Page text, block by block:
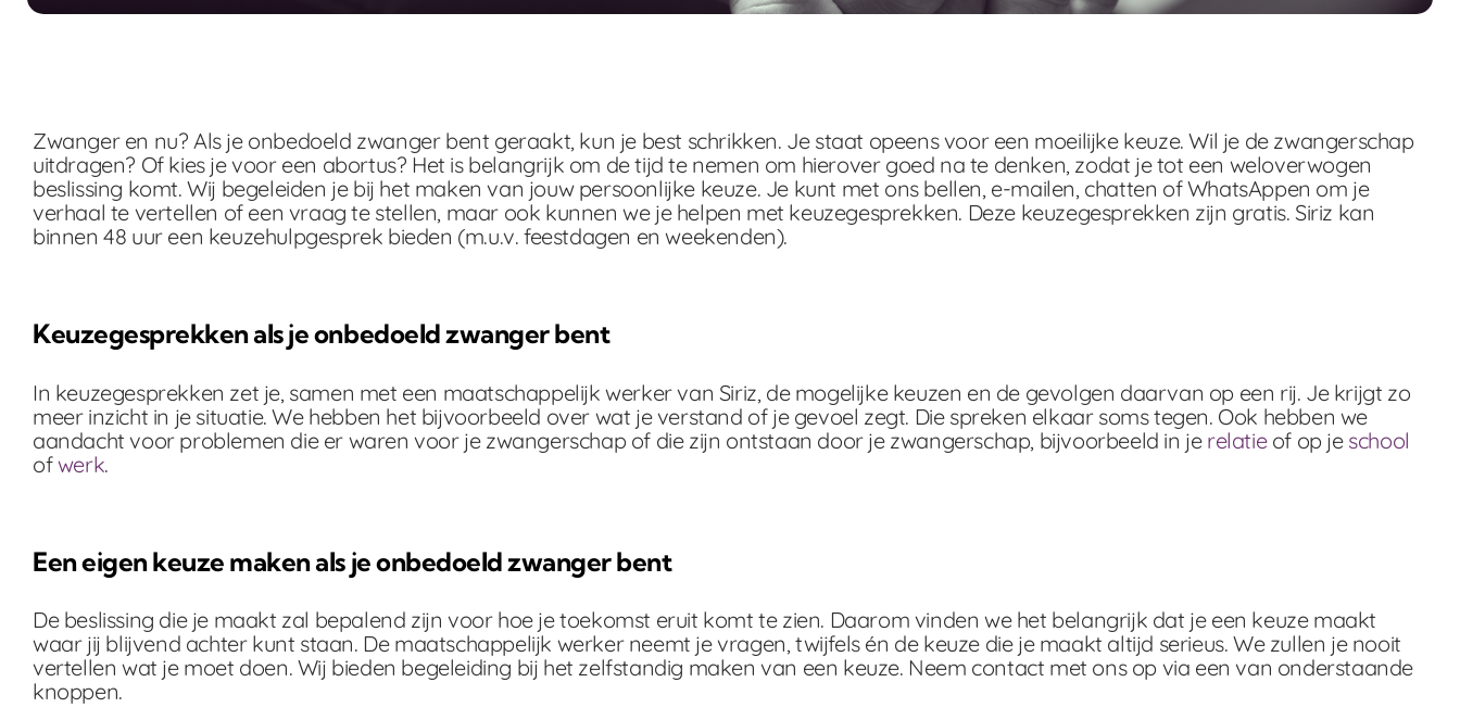
Zwanger en nu? Als je onbedoeld zwanger bent geraakt, kun je best schrikken. Je staat opeens voor een moeilijke keuze. Wil je de zwangerschap
uitdragen? Of kies je voor een abortus? Het is belangrijk om de tijd te nemen om hierover goed na te denken, zodat je tot een weloverwogen
beslissing komt. Wij begeleiden je bij het maken van jouw persoonlijke keuze. Je kunt met ons bellen, e-mailen, chatten of WhatsAppen om je
verhaal te vertellen of een vraag te stellen, maar ook kunnen we je helpen met keuzegesprekken. Deze keuzegesprekken zijn gratis. Siriz kan
binnen 48 uur een keuzehulpgesprek bieden (m.u.v. feestdagen en weekenden).
Keuzegesprekken als je onbedoeld zwanger bent
In keuzegesprekken zet je, samen met een maatschappelijk werker van Siriz, de mogelijke keuzen en de gevolgen daarvan op een rij. Je krijgt zo
meer inzicht in je situatie. We hebben het bijvoorbeeld over wat je verstand of je gevoel zegt. Die spreken elkaar soms tegen. Ook hebben we
aandacht voor problemen die er waren voor je zwangerschap of die zijn ontstaan door je zwangerschap, bijvoorbeeld in je relatieof op je school
ofwerk.
Een eigen keuze maken als je onbedoeld zwanger bent
De beslissing die je maakt zal bepalend zijn voor hoe je toekomst eruit komt te zien. Daarom vinden we het belangrijk dat je een keuze maakt
waar jij blijvend achter kunt staan. De maatschappelijk werker neemt je vragen, twijfels én de keuze die je maakt altijd serieus. We zullen je nooit
vertellen wat je moet doen. Wij bieden begeleiding bij het zelfstandig maken van een keuze. Neem contact met ons op via een van onderstaande
knoppen.